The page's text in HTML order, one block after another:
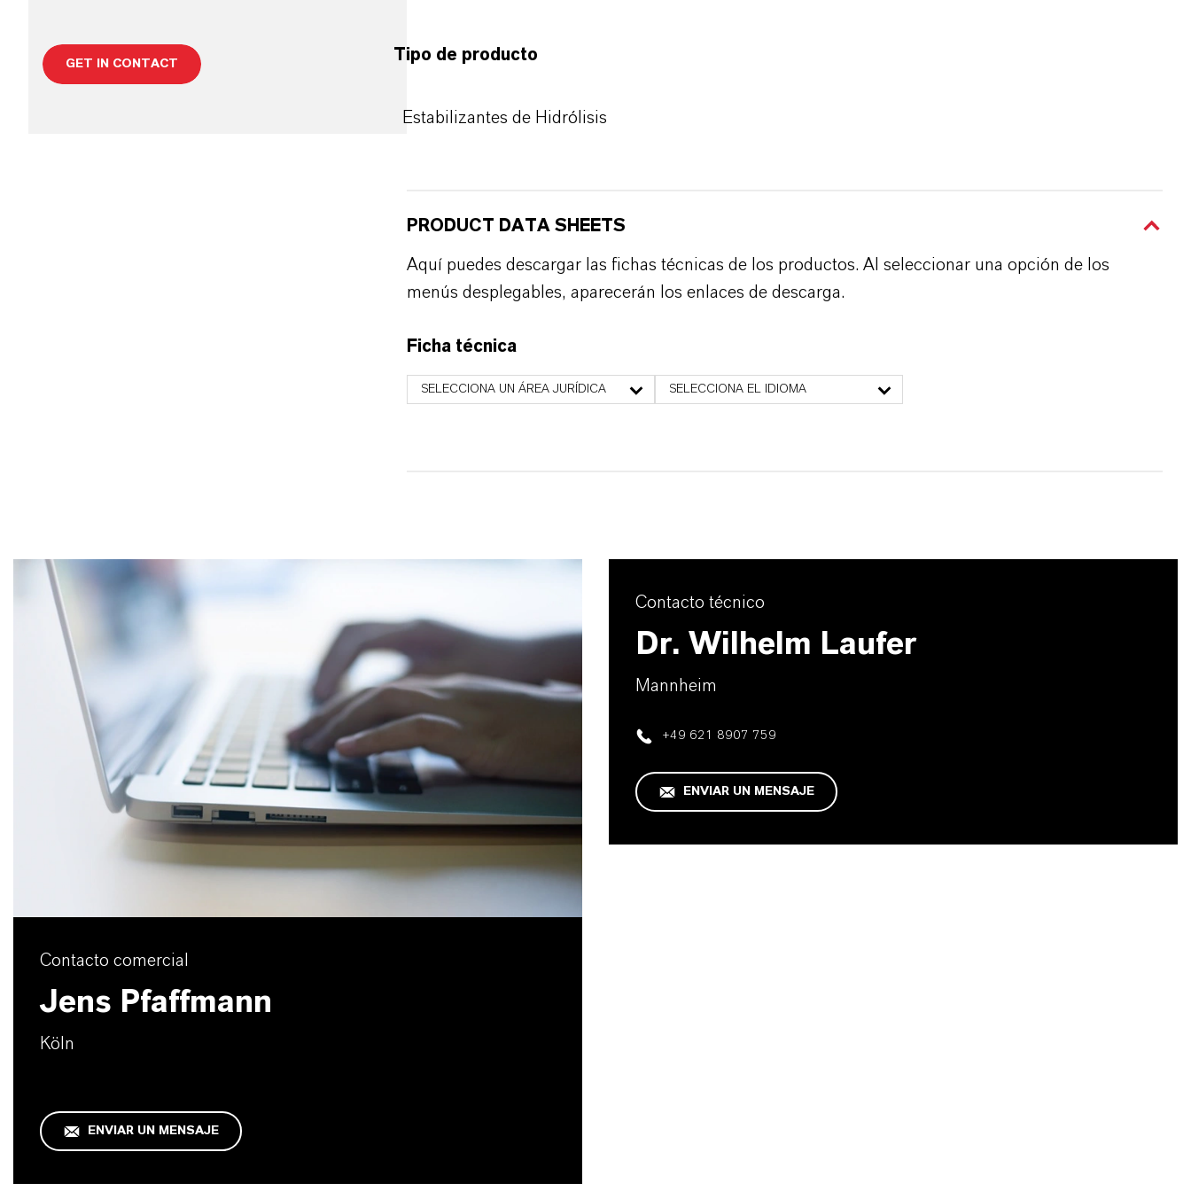
GET IN CONTACT Tipo de producto
Estabilizantes de Hidrólisis
PRODUCT DATA SHEETS
Aquí puedes descargar las fichas técnicas de los productos. Al seleccionar una opción de los
menús desplegables, aparecerán los enlaces de descarga.
Ficha técnica
SELECCIONA UN ÁREA JURÍDICA SELECCIONA EL IDIOMA
Contacto comercial
Jens Pfaffmann
Köln
ENVIAR UN MENSAJE
Contacto técnico
Dr. Wilhelm Laufer
Mannheim
+49 621 8907 759
ENVIAR UN MENSAJE